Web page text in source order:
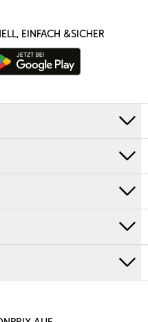
EINFACH &SICHER